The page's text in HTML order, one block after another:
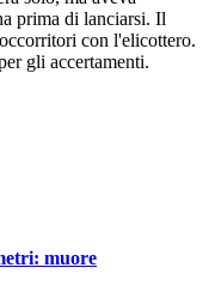
prima di lanciarsi. Il
con l'elicottero.
gli accertamenti.
muore